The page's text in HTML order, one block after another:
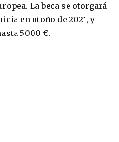
La beca se otorgará
en otoño de 2021, y
5000 €.